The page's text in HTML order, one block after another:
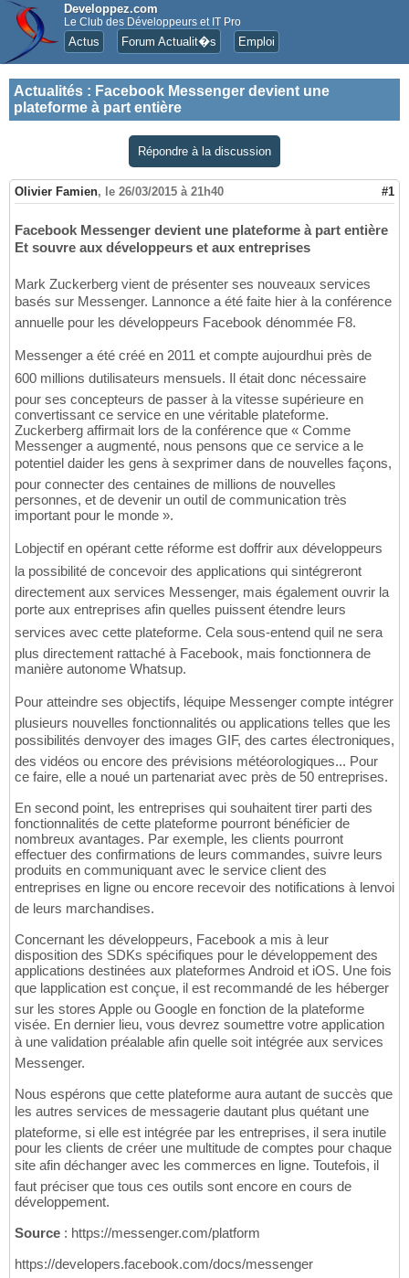
Developpez.com
Le Club des Développeurs et IT Pro
Actus Forum Actualit�s Emploi
Actualités : Facebook Messenger devient une
plateforme à part entière
Répondre à la discussion
Olivier Famien, le 26/03/2015 à 21h40 #1
Facebook Messenger devient une plateforme à part entière
Et souvre aux développeurs et aux entreprises
Mark Zuckerberg vient de présenter ses nouveaux services
basés sur Messenger. Lannonce a été faite hier à la conférence
annuelle pour les développeurs Facebook dénommée F8.
Messenger a été créé en 2011 et compte aujourdhui près de
600 millions dutilisateurs mensuels. Il était donc nécessaire
pour ses concepteurs de passer à la vitesse supérieure en
convertissant ce service en une véritable plateforme.
Zuckerberg affirmait lors de la conférence que « Comme
Messenger a augmenté, nous pensons que ce service a le
potentiel daider les gens à sexprimer dans de nouvelles façons,
pour connecter des centaines de millions de nouvelles
personnes, et de devenir un outil de communication très
important pour le monde ».
Lobjectif en opérant cette réforme est doffrir aux développeurs
la possibilité de concevoir des applications qui sintégreront
directement aux services Messenger, mais également ouvrir la
porte aux entreprises afin quelles puissent étendre leurs
services avec cette plateforme. Cela sous-entend quil ne sera
plus directement rattaché à Facebook, mais fonctionnera de
manière autonome Whatsup.
Pour atteindre ses objectifs, léquipe Messenger compte intégrer
plusieurs nouvelles fonctionnalités ou applications telles que les
possibilités denvoyer des images GIF, des cartes électroniques,
des vidéos ou encore des prévisions météorologiques... Pour
ce faire, elle a noué un partenariat avec près de 50 entreprises.
En second point, les entreprises qui souhaitent tirer parti des
fonctionnalités de cette plateforme pourront bénéficier de
nombreux avantages. Par exemple, les clients pourront
effectuer des confirmations de leurs commandes, suivre leurs
produits en communiquant avec le service client des
entreprises en ligne ou encore recevoir des notifications à lenvoi
de leurs marchandises.
Concernant les développeurs, Facebook a mis à leur
disposition des SDKs spécifiques pour le développement des
applications destinées aux plateformes Android et iOS. Une fois
que lapplication est conçue, il est recommandé de les héberger
sur les stores Apple ou Google en fonction de la plateforme
visée. En dernier lieu, vous devrez soumettre votre application
à une validation préalable afin quelle soit intégrée aux services
Messenger.
Nous espérons que cette plateforme aura autant de succès que
les autres services de messagerie dautant plus quétant une
plateforme, si elle est intégrée par les entreprises, il sera inutile
pour les clients de créer une multitude de comptes pour chaque
site afin déchanger avec les commerces en ligne. Toutefois, il
faut préciser que tous ces outils sont encore en cours de
développement.
Source : https://messenger.com/platform
https://developers.facebook.com/docs/messenger